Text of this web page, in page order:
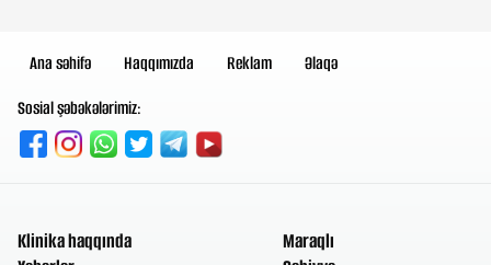
Ana səhifə Haqqımızda Reklam
Əlaqə
Sosial şəbəkələrimiz:
Klinika haqqında
Maraqlı